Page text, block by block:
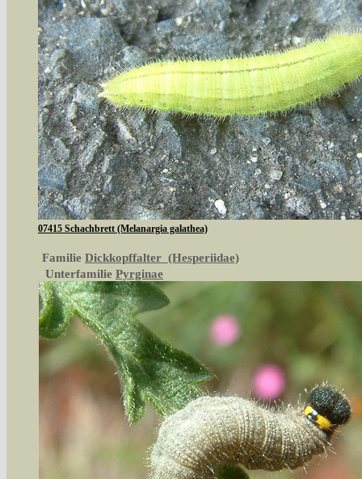
07415 Schachbrett (Melanargia galathea)
Familie Dickkopffalter (Hesperiidae)
Unterfamilie Pyrginae